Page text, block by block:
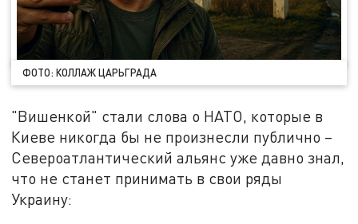
ФОТО: КОЛЛАЖ ЦАРЬГРАДА
"Вишенкой" стали слова о НАТО, которые в
Киеве никогда бы не произнесли публично –
Североатлантический альянс уже давно знал,
что не станет принимать в свои ряды
Украину: